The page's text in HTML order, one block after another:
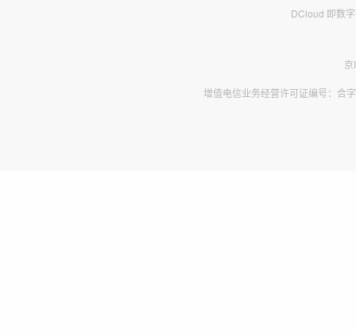
DCloud 即数
增值电信业务经营许可证编号：合